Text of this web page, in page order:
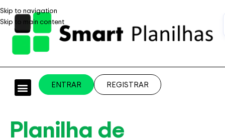
Skip to navigation
Skip to main content
ENTRAR REGISTRAR
Planilha de